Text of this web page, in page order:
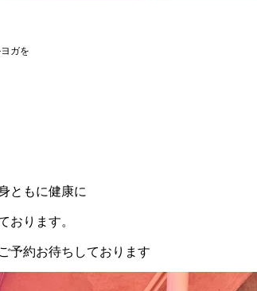
ガを
ともに健康に
ります。
予約お待ちしております